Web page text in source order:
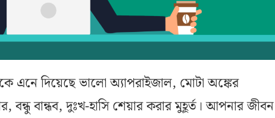
এনে দিয়েছে ভালো অ্যাপরাইজাল, মোটা অঙ্কের
বন্ধু বান্ধব, দুঃখ-হাসি শেয়ার করার মুহূর্ত। আপনার জীবন